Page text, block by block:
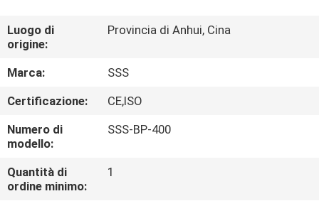
SU
DI
NOI
VISITA
ALLA
FABBRICA
Luogo di
origine:
Provincia di Anhui, Cina
Marca:
SSS
Certificazione:
CE,ISO
Numero di
modello:
SSS-BP-400
Quantità di
ordine minimo:
1